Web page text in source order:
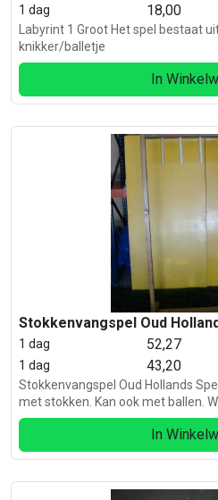
1 dag
18,00
Labyrint 1 Groot Het spel bestaat
knikker/balletje
In
Stokkenvangspel Oud
1 dag 52,27
1 dag
43,20
Stokkenvangspel Oud Hollands
met stokken. Kan ook met ballen.
personen. 1 persoon trekt aan de
persoon probeert te vangen.
In